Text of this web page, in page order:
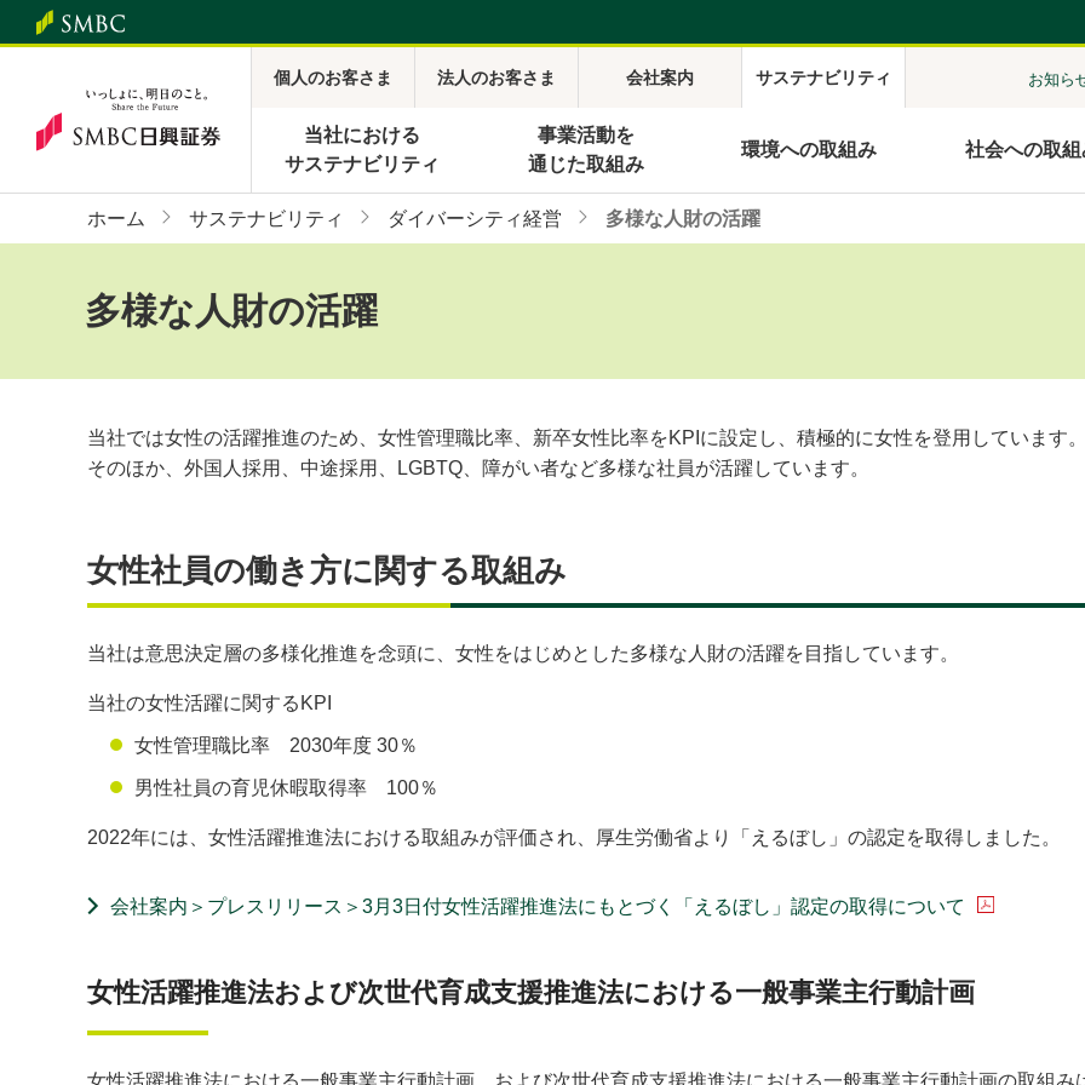
個人のお客さま 法人のお客さま 会社案内 サステナビリティ お知ら
当社における
サステナビリティ
事業活動を
通じた取組み
環境への取組み 社会への取組
ホーム サステナビリティ ダイバーシティ経営 多様な人財の活躍
多様な人財の活躍
当社では女性の活躍推進のため、女性管理職比率、新卒女性比率をKPIに設定し、積極的に女性を登用しています。
そのほか、外国人採用、中途採用、LGBTQ、障がい者など多様な社員が活躍しています。
女性社員の働き方に関する取組み
当社は意思決定層の多様化推進を念頭に、女性をはじめとした多様な人財の活躍を目指しています。
当社の女性活躍に関するKPI
女性管理職比率 2030年度 30％
男性社員の育児休暇取得率 100％
2022年には、女性活躍推進法における取組みが評価され、厚生労働省より「えるぼし」の認定を取得しました。
会社案内＞プレスリリース＞3月3日付女性活躍推進法にもとづく「えるぼし」認定の取得について
女性活躍推進法および次世代育成支援推進法における一般事業主行動計画